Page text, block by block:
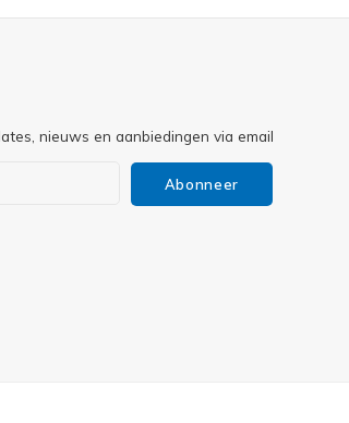
nieuws en aanbiedingen via email
Abonneer